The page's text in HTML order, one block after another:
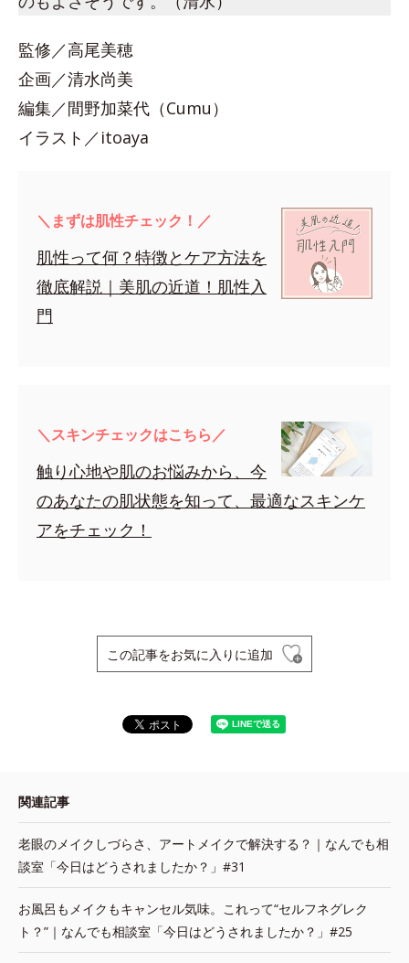
監修／高尾美穂
企画／清水尚美
編集／間野加菜代（Cumu）
イラスト／itoaya
＼まずは肌性チェック！／
肌性って何？特徴とケア方法を
徹底解説｜美肌の近道！肌性入
門
＼スキンチェックはこちら／
触り心地や肌のお悩みから、今
のあなたの肌状態を知って、最適なスキンケ
アをチェック！
この記事をお気に入りに追加
関連記事
老眼のメイクしづらさ、アートメイクで解決する？｜なんでも相
談室「今日はどうされましたか？」#31
お風呂もメイクもキャンセル気味。これって“セルフネグレク
ト？”｜なんでも相談室「今日はどうされましたか？」#25